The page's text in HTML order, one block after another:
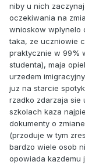
niby u nich
oczekiwania na
wnioskow wplynelo
taka, ze uczniowie
praktycznie w 99%
studenta), maja
urzedem
juz na starcie
rzadko zdarzaja sie
szkolach kaza
dokumenty o
(przoduje w tym
bardzo wiele osob
opowiada kazdemu